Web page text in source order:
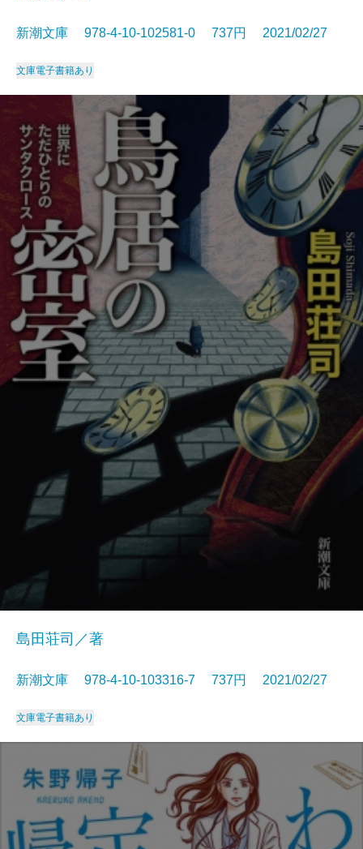
新潮文庫 978-4-10-102581-0 737円 2021/02/27
文庫電子書籍あり
島田荘司／著
新潮文庫 978-4-10-103316-7 737円 2021/02/27
文庫電子書籍あり